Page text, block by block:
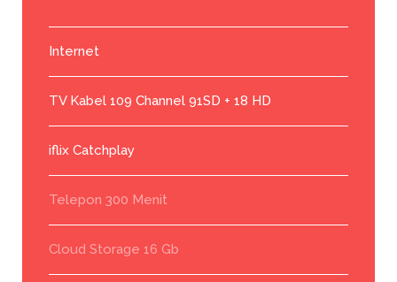
Internet
TV Kabel 109 Channel 91SD + 18 HD
iflix Catchplay
Telepon 300 Menit
Cloud Storage 16 Gb